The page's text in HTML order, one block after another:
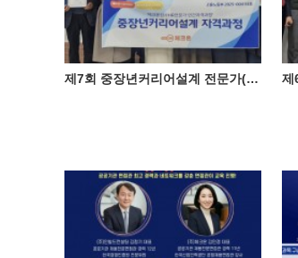
제7회 중장년커리어설계 전문가(체크온검사HR전문가) 자격과정 성료